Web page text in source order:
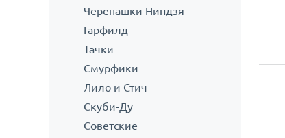
Черепашки Ниндзя
Гарфилд
Тачки
Смурфики
Лило и Стич
Скуби-Ду
Советские